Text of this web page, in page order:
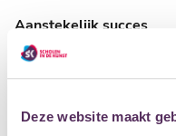
Deze website maakt
Aanstekelijk succes
Als tegengeluid van
Amersfoort goed te
grachtenconcert ViVa